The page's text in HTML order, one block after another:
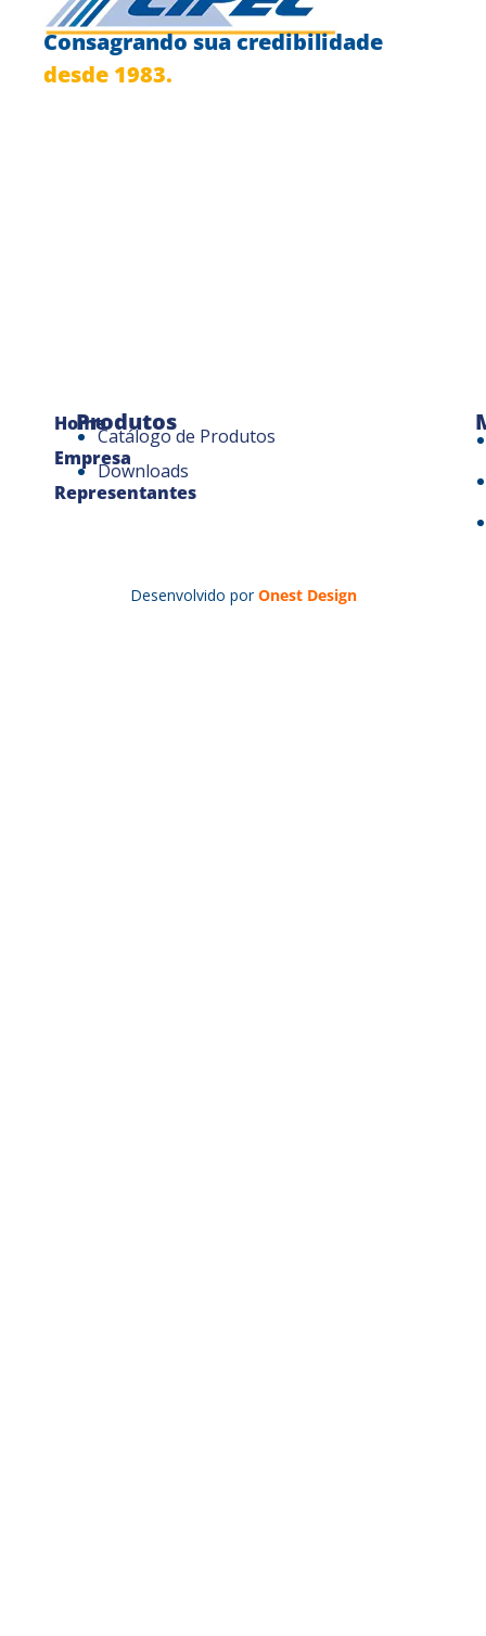
Consagrando sua credibilidade
desde 1983.
Home
Empresa
Representantes
Produtos
Catálogo de Produtos
Downloads
Desenvolvido por Onest Design